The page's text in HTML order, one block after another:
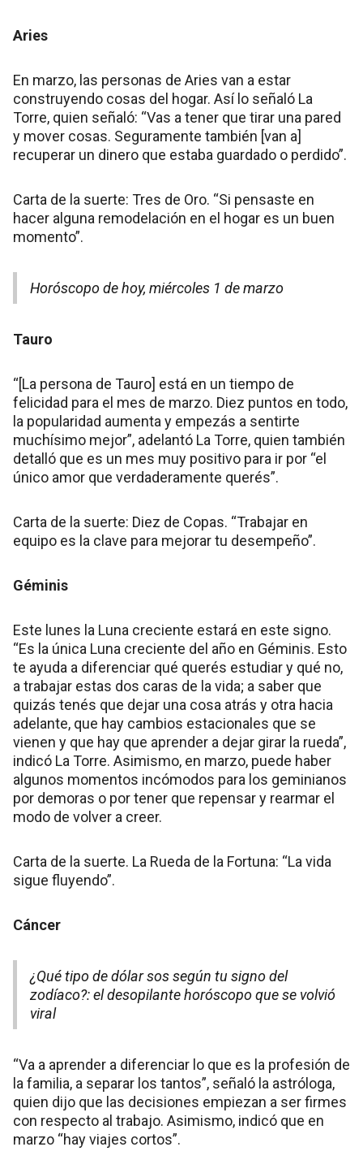
Aries
En marzo, las personas de Aries van a estar
construyendo cosas del hogar. Así lo señaló La
Torre, quien señaló: “Vas a tener que tirar una pared
y mover cosas. Seguramente también [van a]
recuperar un dinero que estaba guardado o perdido”.
Carta de la suerte: Tres de Oro. “Si pensaste en
hacer alguna remodelación en el hogar es un buen
momento”.
Horóscopo de hoy, miércoles 1 de marzo
Tauro
“[La persona de Tauro] está en un tiempo de
felicidad para el mes de marzo. Diez puntos en todo,
la popularidad aumenta y empezás a sentirte
muchísimo mejor”, adelantó La Torre, quien también
detalló que es un mes muy positivo para ir por “el
único amor que verdaderamente querés”.
Carta de la suerte: Diez de Copas. “Trabajar en
equipo es la clave para mejorar tu desempeño”.
Géminis
Este lunes la Luna creciente estará en este signo.
“Es la única Luna creciente del año en Géminis. Esto
te ayuda a diferenciar qué querés estudiar y qué no,
a trabajar estas dos caras de la vida; a saber que
quizás tenés que dejar una cosa atrás y otra hacia
adelante, que hay cambios estacionales que se
vienen y que hay que aprender a dejar girar la rueda”,
indicó La Torre. Asimismo, en marzo, puede haber
algunos momentos incómodos para los geminianos
por demoras o por tener que repensar y rearmar el
modo de volver a creer.
Carta de la suerte. La Rueda de la Fortuna: “La vida
sigue fluyendo”.
Cáncer
¿Qué tipo de dólar sos según tu signo del
zodíaco?: el desopilante horóscopo que se volvió
viral
“Va a aprender a diferenciar lo que es la profesión de
la familia, a separar los tantos”, señaló la astróloga,
quien dijo que las decisiones empiezan a ser firmes
con respecto al trabajo. Asimismo, indicó que en
marzo “hay viajes cortos”.